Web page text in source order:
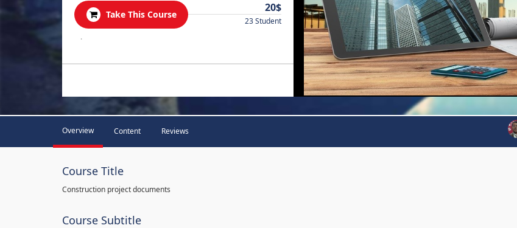
Take This Course
20$
23 Student
.
Overview Content Reviews
Course Title
Construction project documents
Course Subtitle